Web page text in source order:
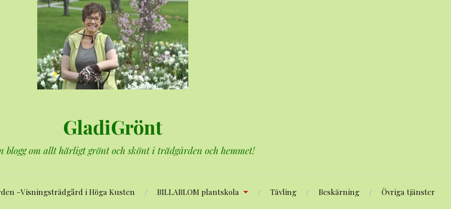
GladiGrönt
blogg om allt härligt grönt och skönt i trädgården och hemmet!
-Visningsträdgård i Höga Kusten BILLABLOM plantskola Tävling Beskärning Övriga tjänster